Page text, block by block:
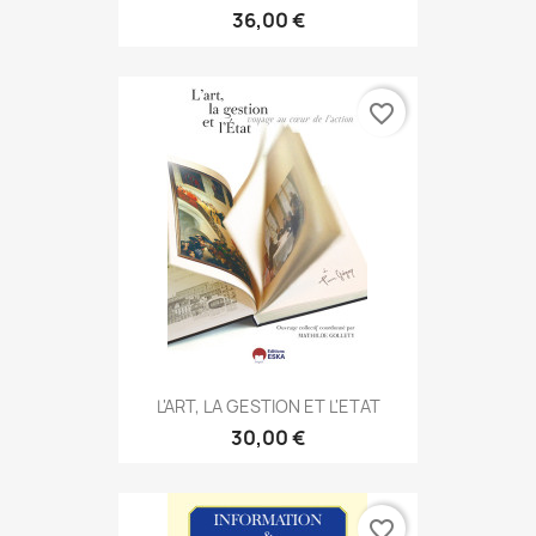
36,00 €
L'ART, LA GESTION ET L'ETAT
30,00 €
favorite_border
favorite_border